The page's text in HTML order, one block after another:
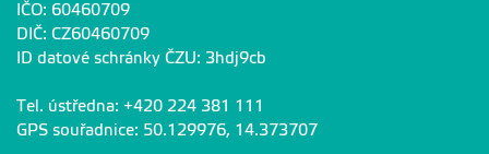
IČO: 60460709
DIČ: CZ60460709
ID datové schránky ČZU: 3hdj9cb
Tel. ústředna: +420 224 381 111
GPS souřadnice: 50.129976, 14.373707